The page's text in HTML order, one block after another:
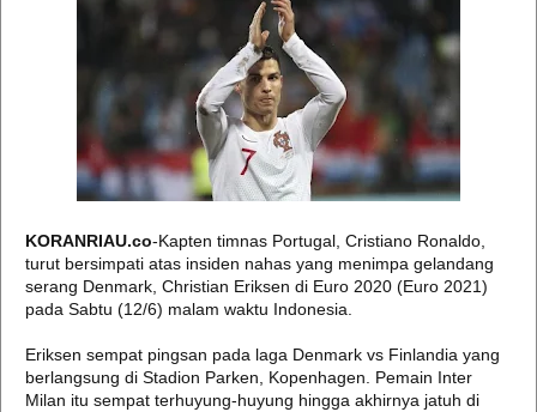
KORANRIAU.co-Kapten timnas Portugal, Cristiano Ronaldo,
turut bersimpati atas insiden nahas yang menimpa gelandang
serang Denmark, Christian Eriksen di Euro 2020 (Euro 2021)
pada Sabtu (12/6) malam waktu Indonesia.
Eriksen sempat pingsan pada laga Denmark vs Finlandia yang
berlangsung di Stadion Parken, Kopenhagen. Pemain Inter
Milan itu sempat terhuyung-huyung hingga akhirnya jatuh di